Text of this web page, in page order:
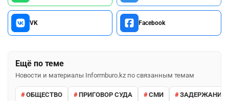
VK Facebook
Ещё по теме
Новости и материалы Informburo.kz по связанным темам
ОБЩЕСТВО ПРИГОВОР СУДА СМИ ЗАДЕРЖАНИЕ